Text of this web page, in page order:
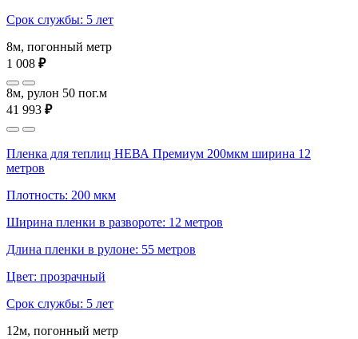
Срок службы: 5 лет
8м, погонный метр
1 008 ₽
8м, рулон 50 пог.м
41 993 ₽
Пленка для теплиц НЕВА Премиум 200мкм ширина 12
метров
Плотность: 200 мкм
Ширина пленки в развороте: 12 метров
Длина пленки в рулоне: 55 метров
Цвет: прозрачный
Срок службы: 5 лет
12м, погонный метр